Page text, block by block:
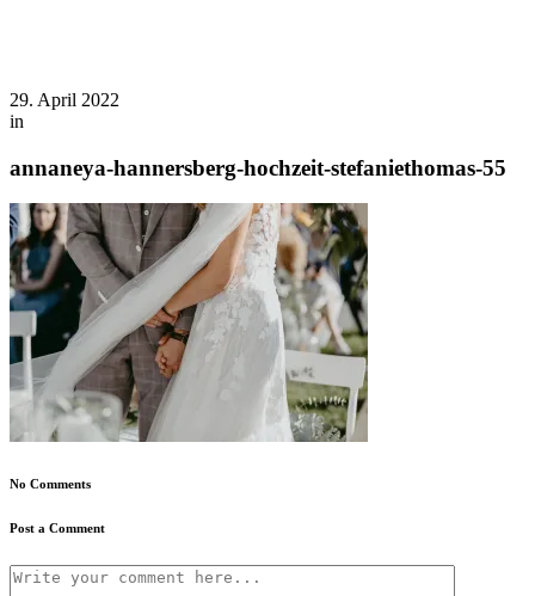
29. April 2022
in
annaneya-hannersberg-hochzeit-stefaniethomas-55
No Comments
Post a Comment